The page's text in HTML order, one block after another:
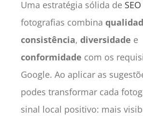
Uma estratégia sólida de SEO
fotografias combina
consistência, diversidade e
conformidade com os
Google. Ao aplicar as
podes transformar cada
sinal local positivo: mais